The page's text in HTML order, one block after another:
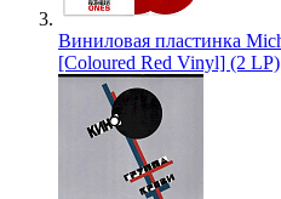
Виниловая пластинка
[Coloured Red Vinyl] (2 LP)